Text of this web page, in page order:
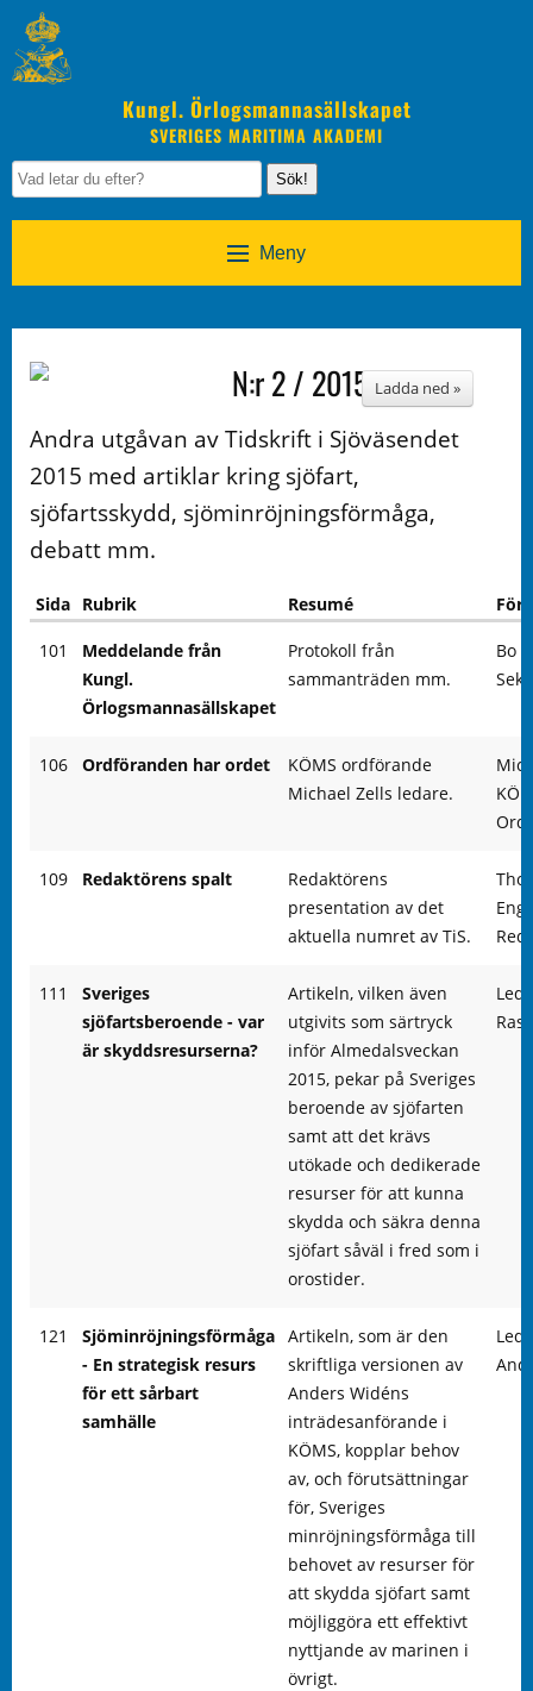
Kungl. Örlogsmannasällskapet
SVERIGES MARITIMA AKADEMI
Sök!
Meny
N:r 2 / 2015 Ladda ned »
Andra utgåvan av Tidskrift i Sjöväsendet
2015 med artiklar kring sjöfart,
sjöfartsskydd, sjöminröjningsförmåga,
debatt mm.
Sida Rubrik Resumé
101
Meddelande från
Kungl.
Örlogsmannasällskapet
Protokoll från
sammanträden mm.
Bo
106 Ordföranden har ordet
KÖMS ordförande
Michael Zells ledare.
109 Redaktörens spalt
Redaktörens
presentation av det
aktuella numret av TiS.
111
Sveriges
sjöfartsberoende - var
är skyddsresurserna?
Artikeln, vilken även
utgivits som särtryck
inför Almedalsveckan
2015, pekar på Sveriges
beroende av sjöfarten
samt att det krävs
utökade och dedikerade
resurser för att kunna
skydda och säkra denna
sjöfart såväl i fred som i
orostider.
Rask
121
Sjöminröjningsförmåga
- En strategisk resurs
för ett sårbart
samhälle
Artikeln, som är den
skriftliga versionen av
Anders Widéns
inträdesanförande i
KÖMS, kopplar behov
av, och förutsättningar
för, Sveriges
minröjningsförmåga till
behovet av resurser för
att skydda sjöfart samt
möjliggöra ett effektivt
nyttjande av marinen i
övrigt.